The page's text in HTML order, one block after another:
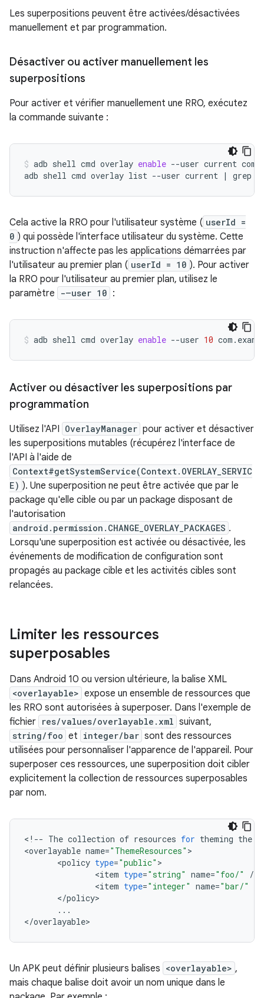
Les superpositions peuvent être activées/désactivées
manuellement et par programmation.
Désactiver ou activer manuellement les
superpositions
Pour activer et vérifier manuellement une RRO, exécutez
la commande suivante :
adb shell cmd overlay enable --user current
adb shell cmd overlay list --user current | grep
Cela active la RRO pour l'utilisateur système ( userId =
0 ) qui possède l'interface utilisateur du système. Cette
instruction n'affecte pas les applications démarrées par
l'utilisateur au premier plan ( userId = 10 ). Pour activer
la RRO pour l'utilisateur au premier plan, utilisez le
paramètre
-–user 10 :
adb shell cmd overlay enable --user 10
Activer ou désactiver les superpositions par
programmation
Utilisez l'API OverlayManager pour activer et désactiver
les superpositions mutables (récupérez l'interface de
l'API à l'aide de
Context#getSystemService(Context.OVERLAY_SERVIC
E) ). Une superposition ne peut être activée que par le
package qu'elle cible ou par un package disposant de
l'autorisation
android.permission.CHANGE_OVERLAY_PACKAGES .
Lorsqu'une superposition est activée ou désactivée, les
événements de modification de configuration sont
propagés au package cible et les activités cibles sont
relancées.
Limiter les ressources
superposables
Dans Android 10 ou version ultérieure, la balise XML
<overlayable> expose un ensemble de ressources que
les RRO sont autorisées à superposer. Dans l'exemple de
fichier res/values/overlayable.xml suivant,
string/foo et integer/bar sont des ressources
utilisées pour personnaliser l'apparence de l'appareil. Pour
superposer ces ressources, une superposition doit cibler
explicitement la collection de ressources superposables
par nom.
< ! -- The collection of resources for theming the
<overlayable name="ThemeResources"
<policy type="public"
<item type="string" name="foo/" /
<item type="integer" name="bar/"
</policy
...
</overlayable
Un APK peut définir plusieurs balises <overlayable> ,
mais chaque balise doit avoir un nom unique dans le